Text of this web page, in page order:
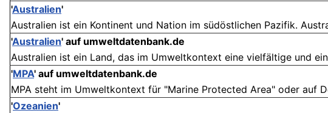
'Australien'
Australien ist ein Kontinent und Nation im südöstlichen Pazifik.
'Australien' auf umweltdatenbank.de
Australien ist ein Land, das im Umweltkontext eine vielfältige und
'MPA' auf umweltdatenbank.de
MPA steht im Umweltkontext für "Marine Protected Area" oder auf
'Ozeanien'